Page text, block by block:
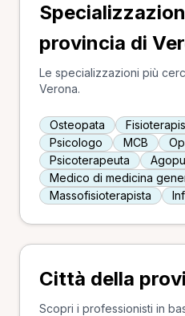
provincia di
Le specializzazioni più
Verona.
Osteopata
Psicologo
MCB
Psicoterapeuta
Medico di medicina
Massofisioterapista
Città della
Scopri i professionisti in